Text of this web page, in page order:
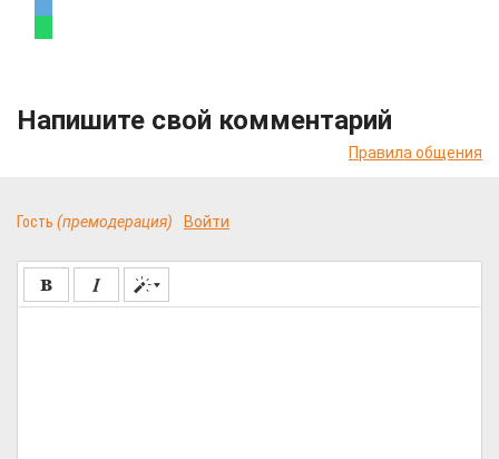
Напишите свой комментарий
Правила общения
Гость (премодерация) Войти